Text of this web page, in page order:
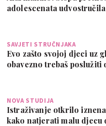
adolescenata
SAVJETI STRUČNJAKA
Evo zašto svojoj djeci uz
obavezno trebaš poslužiti
NOVA STUDIJA
Istraživanje otkrilo
kako natjerati malu djecu